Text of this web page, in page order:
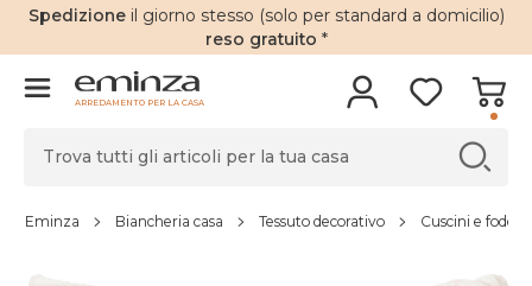
Spedizione il giorno stesso (solo per standard a domicilio)
reso gratuito *
ARREDAMENTO PER LA CASA
Eminza Biancheria casa Tessuto decorativo Cuscini e fodere